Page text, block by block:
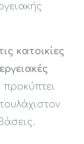
κατοικίες